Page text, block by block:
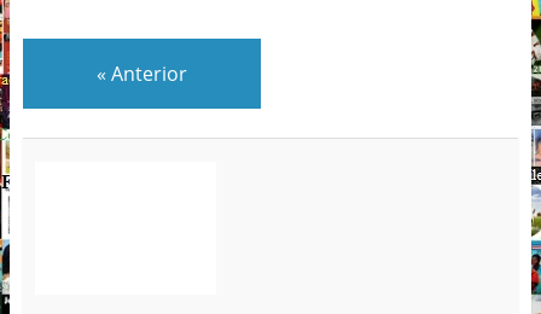
« Anterior